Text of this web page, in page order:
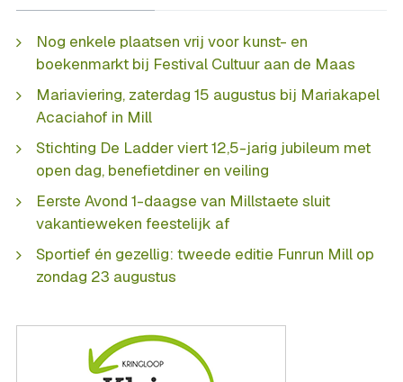
Nog enkele plaatsen vrij voor kunst- en
boekenmarkt bij Festival Cultuur aan de Maas
Mariaviering, zaterdag 15 augustus bij Mariakapel
Acaciahof in Mill
Stichting De Ladder viert 12,5-jarig jubileum met
open dag, benefietdiner en veiling
Eerste Avond 1-daagse van Millstaete sluit
vakantieweken feestelijk af
Sportief én gezellig: tweede editie Funrun Mill op
zondag 23 augustus